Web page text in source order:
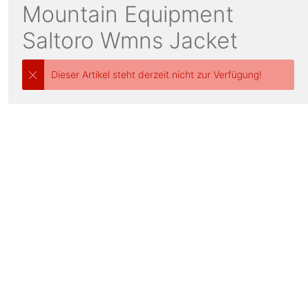
Mountain Equipment
Saltoro Wmns Jacket
Dieser Artikel steht derzeit nicht zur Verfügung!